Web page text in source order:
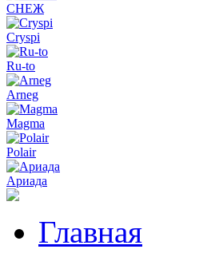
СНЕЖ
Cryspi
Ru-to
Arneg
Magma
Polair
Ариада
Главная